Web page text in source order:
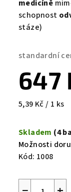
medicíně
schopnost
stáze)
standardní
647
Měrná
5,39 Kč / 1 ks
Skladem (4
Možnosti
Kód: 1008